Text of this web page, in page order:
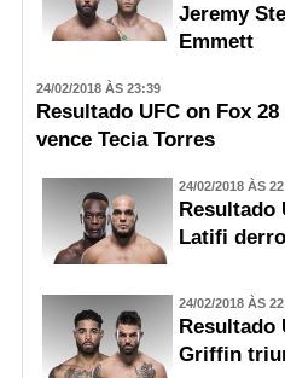
Jeremy
Emmett
24/02/2018 ÀS 23:39
Resultado UFC on Fox
vence Tecia Torres
24/02/2018 ÀS
Resultado
Latifi
24/02/2018 ÀS
Resultado
Griffin